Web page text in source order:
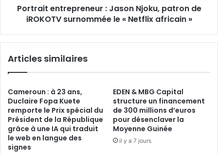
Netflix
Portrait entrepreneur : Jason Njoku, patron de
iROKOTV surnommée le « Netflix africain »
Articles similaires
Cameroun : à 23 ans,
Duclaire Fopa Kuete
remporte le Prix spécial du
Président de la République
grâce à une IA qui traduit
le web en langue des
signes
EDEN & MBG Capital
structure un financement
de 300 millions d’euros
pour désenclaver la
Moyenne Guinée
il y a 7 jours